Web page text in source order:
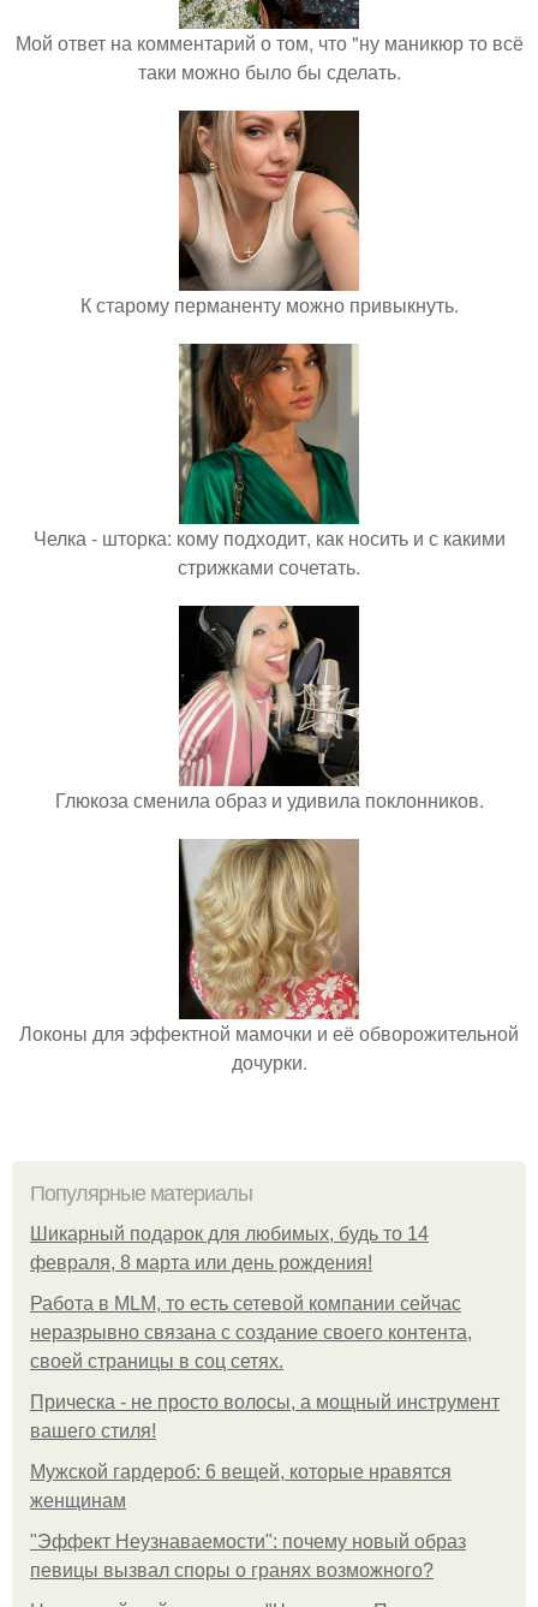
Мой ответ на комментарий о том, что "ну маникюр то всё
таки можно было бы сделать.
К старому перманенту можно привыкнуть.
Челка - шторка: кому подходит, как носить и с какими
стрижками сочетать.
Глюкоза сменила образ и удивила поклонников.
Локоны для эффектной мамочки и её обворожительной
дочурки.
Популярные материалы
Шикарный подарок для любимых, будь то 14
февраля, 8 марта или день рождения!
Работа в MLM, то есть сетевой компании сейчас
неразрывно связана с создание своего контента,
своей страницы в соц сетях.
Прическа - не просто волосы, а мощный инструмент
вашего стиля!
Мужской гардероб: 6 вещей, которые нравятся
женщинам
"Эффект Неузнаваемости": почему новый образ
певицы вызвал споры о гранях возможного?